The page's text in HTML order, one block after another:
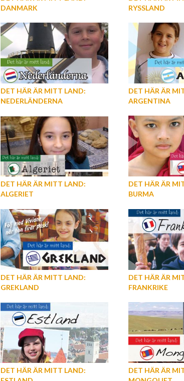
DANMARK
RYSSLAND
DET HÄR ÄR MITT LAND:
NEDERLÄNDERNA
DET HÄR ÄR
ARGENTINA
DET HÄR ÄR MITT LAND:
ALGERIET
DET HÄR ÄR
BURMA
DET HÄR ÄR MITT LAND:
GREKLAND
DET HÄR ÄR
FRANKRIKE
DET HÄR ÄR MITT LAND:
DET HÄR ÄR